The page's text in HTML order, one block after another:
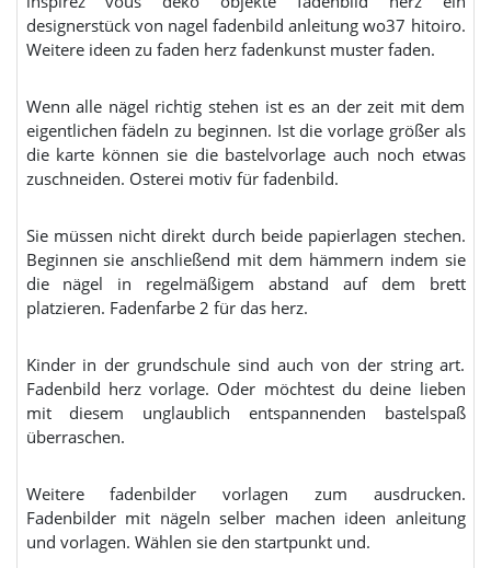
designerstück von nagel fadenbild anleitung wo37 hitoiro.
Weitere ideen zu faden herz fadenkunst muster faden.
Wenn alle nägel richtig stehen ist es an der zeit mit dem
eigentlichen fädeln zu beginnen. Ist die vorlage größer als
die karte können sie die bastelvorlage auch noch etwas
zuschneiden. Osterei motiv für fadenbild.
Sie müssen nicht direkt durch beide papierlagen stechen.
Beginnen sie anschließend mit dem hämmern indem sie
die nägel in regelmäßigem abstand auf dem brett
platzieren. Fadenfarbe 2 für das herz.
Kinder in der grundschule sind auch von der string art.
Fadenbild herz vorlage. Oder möchtest du deine lieben
mit diesem unglaublich entspannenden bastelspaß
überraschen.
Weitere fadenbilder vorlagen zum ausdrucken.
Fadenbilder mit nägeln selber machen ideen anleitung
und vorlagen. Wählen sie den startpunkt und.